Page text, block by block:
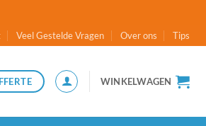
Veel Gestelde Vragen Over ons Tips
WINKELWAGEN